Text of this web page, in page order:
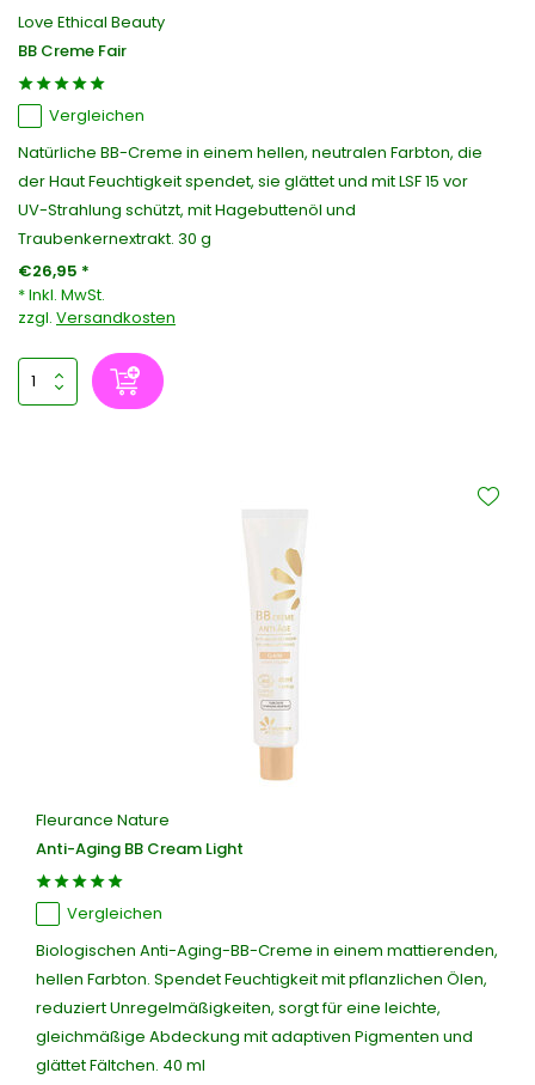
Love Ethical Beauty
BB Creme Fair
Vergleichen
Natürliche BB-Creme in einem hellen, neutralen Farbton, die
der Haut Feuchtigkeit spendet, sie glättet und mit LSF 15 vor
UV-Strahlung schützt, mit Hagebuttenöl und
Traubenkernextrakt. 30 g
€26,95 *
* Inkl. MwSt.
zzgl. Versandkosten
Fleurance Nature
Anti-Aging BB Cream Light
Vergleichen
Biologischen Anti-Aging-BB-Creme in einem mattierenden,
hellen Farbton. Spendet Feuchtigkeit mit pflanzlichen Ölen,
reduziert Unregelmäßigkeiten, sorgt für eine leichte,
gleichmäßige Abdeckung mit adaptiven Pigmenten und
glättet Fältchen. 40 ml